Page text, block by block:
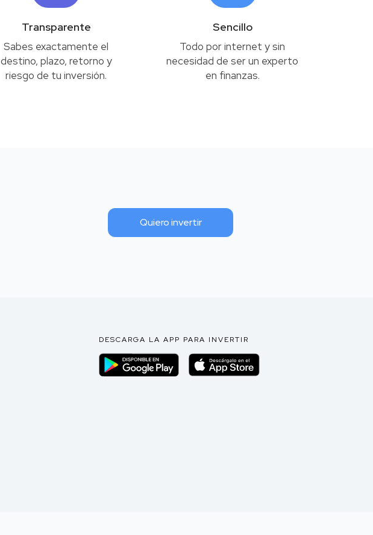
Transparente
Sabes exactamente el
destino, plazo, retorno y
riesgo de tu inversión.
Sencillo
Todo por internet y sin
necesidad de ser un experto
en finanzas.
Quiero invertir
DESCARGA LA APP PARA INVERTIR